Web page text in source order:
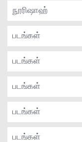
நூரிஷாஹ்
படங்கள்
படங்கள்
படங்கள்
படங்கள்
படங்கள்